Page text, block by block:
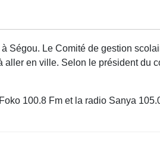
Ségou. Le Comité de gestion
en ville. Selon le président du
100.8 Fm et la radio Sanya